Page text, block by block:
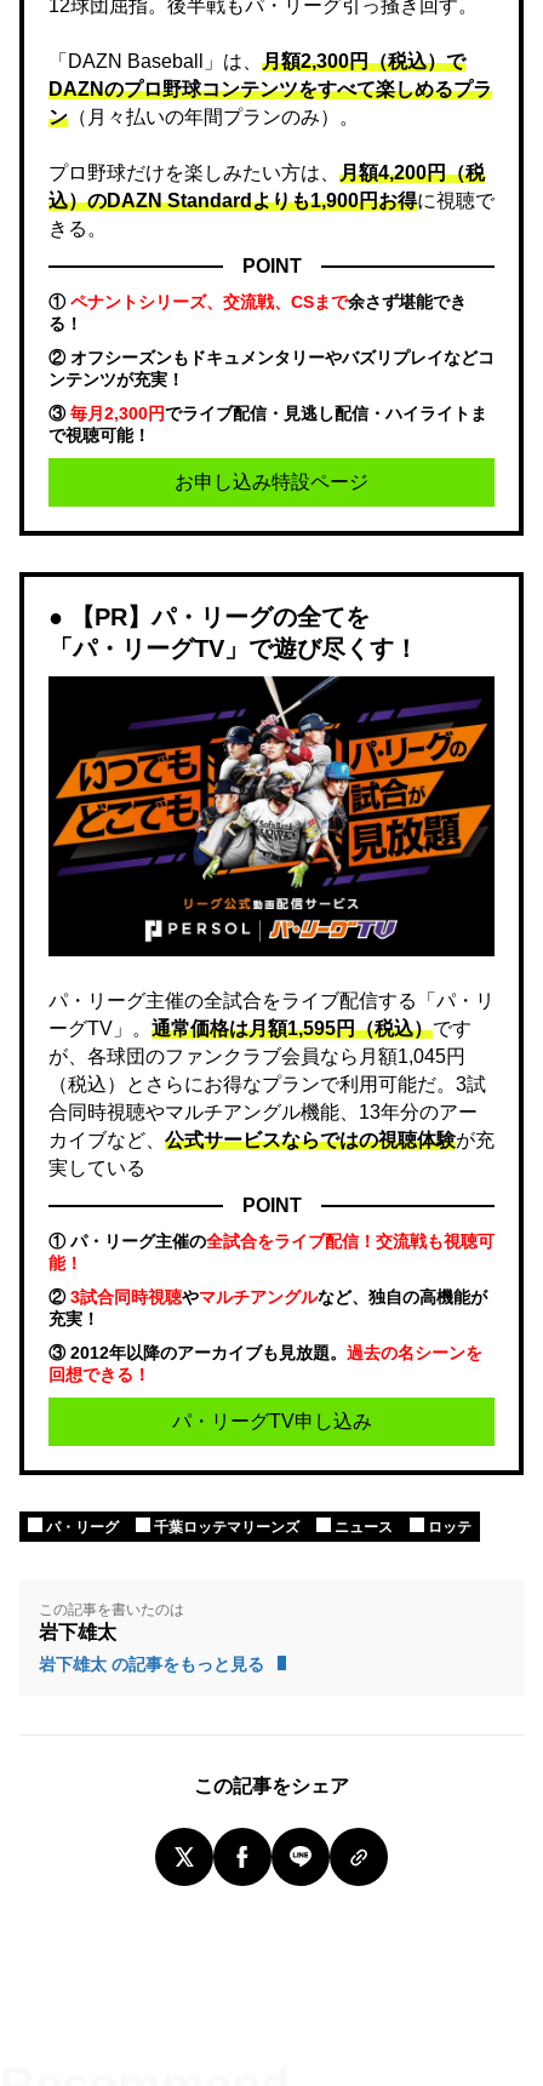
12球団屈指。後半戦もパ・リーグ引っ掻き回す。
「DAZN Baseball」は、 月額2,300円（税込）で
DAZNのプロ野球コンテンツをすべて楽しめるプラ
ン （月々払いの年間プランのみ）。
プロ野球だけを楽しみたい方は、 月額4,200円（税
込）のDAZN Standard​よりも1,900円お得に視聴で
きる。
POINT
①ペナントシリーズ、交流戦、CSまで余さず堪能でき
る！
② オフシーズンもドキュメンタリーやバズリプレイなどコ
ンテンツが充実！
③毎月2,300円でライブ配信・見逃し配信・ハイライトま
で視聴可能！
お申し込み特設ページ
【PR】パ・リーグの全てを
「パ・リーグTV」で遊び尽くす！
パ・リーグ主催の全試合をライブ配信する「パ・リ
ーグTV」。 通常価格は月額1,595円（税込）です
が、各球団のファンクラブ会員なら月額1,045円
（税込）とさらにお得なプランで利用可能だ。3試
合同時視聴やマルチアングル機能、13年分のアー
カイブなど、 公式サービスならではの視聴体験が充
実している
POINT
① パ・リーグ主催の全試合をライブ配信！交流戦も視聴可
能！
②3試合同時視聴やマルチアングルなど、独自の高機能が
充実！
③ 2012年以降のアーカイブも見放題。 過去の名シーンを
回想できる！
パ・リーグTV申し込み
パ・リーグ 千葉ロッテマリーンズ ニュース ロッテ
この記事を書いたのは
岩下雄太
岩下雄太 の記事をもっと見る
この記事をシェア